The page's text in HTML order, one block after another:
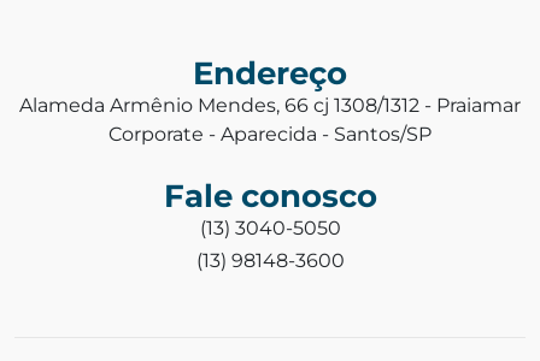
Endereço
Alameda Armênio Mendes, 66 cj 1308/1312 - Praiamar
Corporate - Aparecida - Santos/SP
Fale conosco
(13) 3040-5050
(13) 98148-3600